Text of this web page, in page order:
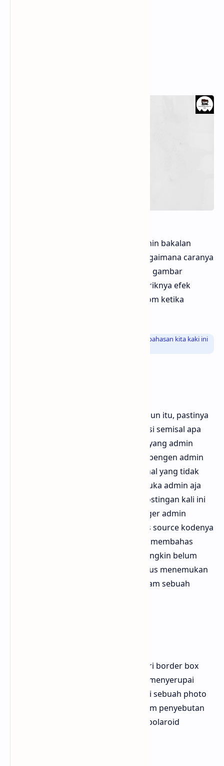
Hello sobat Bloggermuda kali ini admin bakalan
memberikan informasi mengenai bagaimana caranya
membuat efek bingkai polaroid pada gambar
ataupun photo di blogger, dan menariknya efek
hingkai polaroid ini memiliki efek zoom ketika
: Jika kamu sudah penasaran dengan pembahasan kita kaki ini
Dalam membuat sebuah artikel apapun itu, pastinya
admin membutuhkan sebuah refrensi semisal apa
yang sedang populer saat ini? itulah yang admin
bahas, terkadang juga apapun yang pengen admin
bahas akan admin bahas meskipun hal yang tidak
populer bagi sebagian orang, suka suka admin aja
gitu lah, oke sama hal nya dengan postingan kali ini
dalam membuat efek bingkai diblogger admin
mencomot sebuah refrensi sekaligus source kodenya
dari berbagai blog dan website yang membahas
seputar efek bingkai polaroid ini, mungkin belum
mendapatkan inspirasi sehingga harus menemukan
berbagai refrensi untuk di bahas dalam sebuah
Bingkai foto di blogger terbentuk dari border box
yang di buat sedikit berbeda hingga menyerupai
sebuah bingkai (frame) yang meliputi sebuah photo
ataupun gambar di blogger dan dalam penyebutan
yang lain bisa di sebut sebagai gaya polaroid